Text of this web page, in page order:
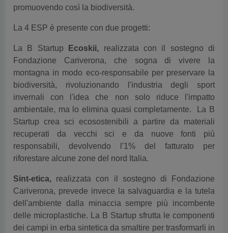
promuovendo così la biodiversità.
La 4 ESP è presente con due progetti:
La B Startup Ecoskii, realizzata con il sostegno di
Fondazione Cariverona,
che
sogna di vivere la
montagna in modo eco-responsabile per preservare la
biodiversità, rivoluzionando l'industria degli sport
invernali con l'idea che non solo riduce l'impatto
ambientale, ma lo elimina quasi completamente. La B
Startup crea sci ecosostenibili a partire da materiali
recuperati da vecchi sci e da nuove fonti più
responsabili, devolvendo l'1% del fatturato per
riforestare alcune zone del nord Italia.
Sint-etica, realizzata
con il sostegno di Fondazione
Cariverona, prevede invece la salvaguardia e la tutela
dell'ambiente dalla minaccia sempre più incombente
delle microplastiche. La B Startup sfrutta le componenti
dei campi in erba sintetica da smaltire per trasformarli in